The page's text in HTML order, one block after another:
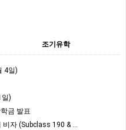
조기유학
4일)
)
금 발표
비자 (Subclass 190 & …